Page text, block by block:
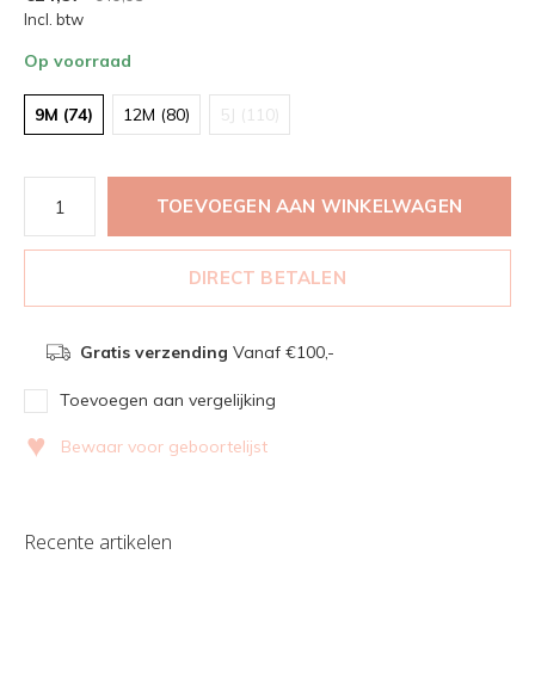
Incl. btw
Op voorraad
9M (74) 12M (80) 5J (110)
TOEVOEGEN AAN WINKELWAGEN
DIRECT BETALEN
Gratis verzending Vanaf €100,-
Toevoegen aan vergelijking
♥ Bewaar voor geboortelijst
Recente artikelen